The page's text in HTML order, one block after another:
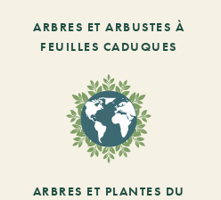
ARBRES ET ARBUSTES À
FEUILLES CADUQUES
ARBRES ET PLANTES DU